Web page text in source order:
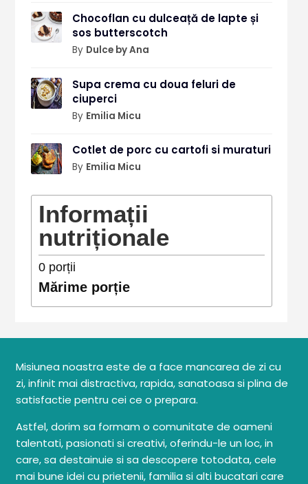
Chocoflan cu dulceață de lapte și
sos butterscotch
By Dulce by Ana
Supa crema cu doua feluri de
ciuperci
By Emilia Micu
Cotlet de porc cu cartofi si muraturi
By Emilia Micu
Informații
nutriționale
0porții
Mărime porție
Misiunea noastra este de a face mancarea de zi cu
zi, infinit mai distractiva, rapida, sanatoasa si plina de
satisfactie pentru cei ce o prepara.
Astfel, dorim sa formam o comunitate de oameni
talentati, pasionati si creativi, oferindu-le un loc, in
care, sa destainuie si sa descopere totodata, cele
mai bune idei cu prietenii, familia si alti bucatari care